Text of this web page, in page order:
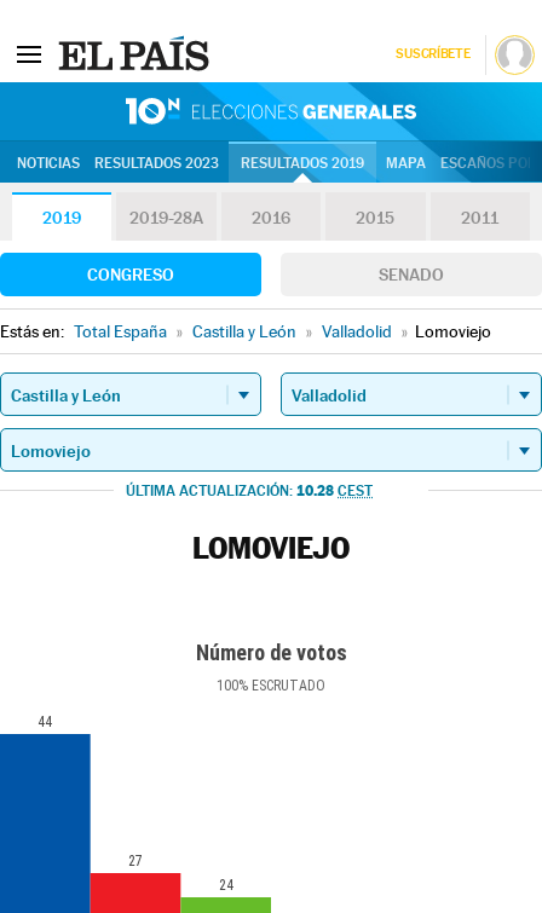
SUSCRÍBETE
NOTICIAS RESULTADOS 2023 RESULTADOS 2019 MAPA ESCAÑOS
2019 2019-28A 2016 2015 2011
CONGRESO SENADO
Estás en: Total España » Castilla y León » Valladolid » Lomoviejo
ÚLTIMA ACTUALIZACIÓN: 10.28 CEST
LOMOVIEJO
Número de votos
100% ESCRUTADO
44
27
24